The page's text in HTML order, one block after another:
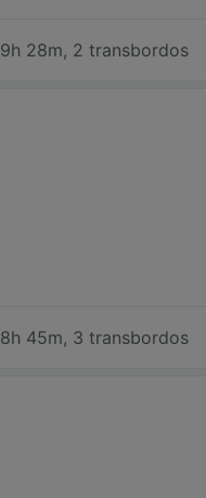
9h 28m, 2 transbordos
8h 45m, 3 transbordos